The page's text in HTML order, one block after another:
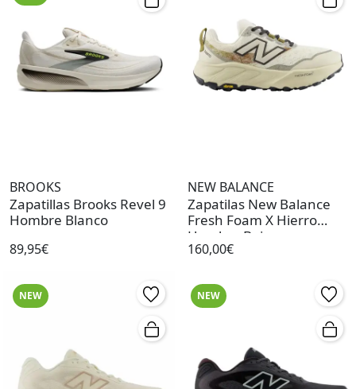
BROOKS
Zapatillas Brooks Revel 9
Hombre Blanco
89,95€
NEW BALANCE
Zapatilas New Balance
Fresh Foam X Hierro
Hombre Beige
160,00€
NEW NEW